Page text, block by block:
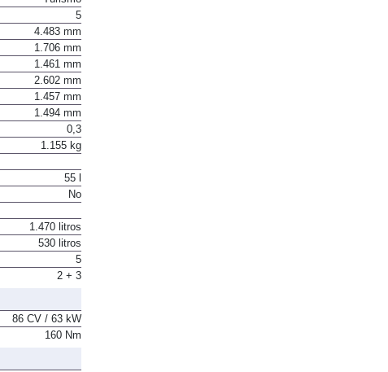
Turismo
5
4.483 mm
1.706 mm
1.461 mm
2.602 mm
1.457 mm
1.494 mm
0,3
55 l
1.470 litros
530 litros
5
86 CV / 63 kW